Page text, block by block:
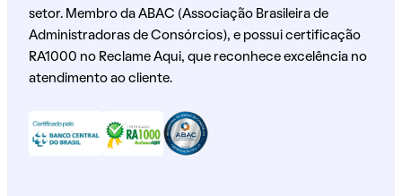
setor. Membro da ABAC (Associação Brasileira de
Administradoras de Consórcios), e possui certificação
RA1000 no Reclame Aqui, que reconhece excelência no
atendimento ao cliente.